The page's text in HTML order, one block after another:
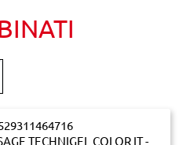
TECHNIGEL COLOR IT -